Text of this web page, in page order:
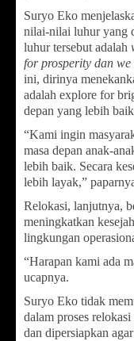
Suryo Eko
nilai-nilai luhur yang
luhur tersebut adalah
for prosperity dan
ini, dirinya
adalah explore for
depan yang lebih
“Kami ingin
masa depan anak-
lebih baik. Secara
lebih layak,”
Relokasi, lanjutnya,
meningkatkan
lingkungan
“Harapan kami ada
ucapnya.
Suryo Eko tidak
dalam proses
dan dipersiapkan